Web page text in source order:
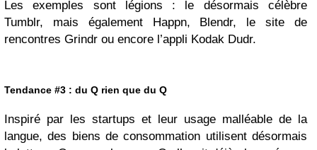
Les exemples sont légions : le désormais célèbre
Tumblr, mais également Happn, Blendr, le site de
rencontres Grindr ou encore l’appli Kodak Dudr.
Tendance #3 : du Q rien que du Q
Inspiré par les startups et leur usage malléable de la
langue, des biens de consommation utilisent désormais